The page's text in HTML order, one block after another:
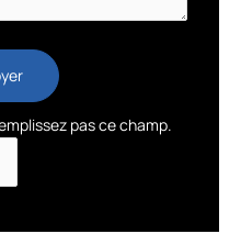
pas ce champ.